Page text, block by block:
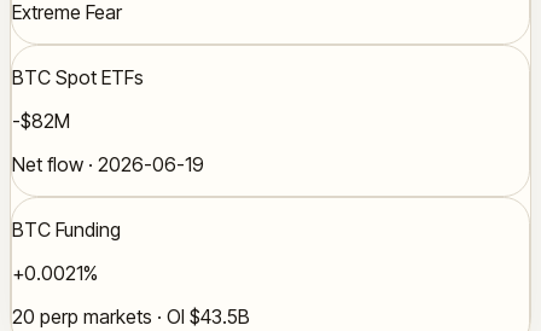
Extreme Fear
BTC Spot ETFs
-$82M
Net flow · 2026-06-19
BTC Funding
+0.0021%
20 perp markets · OI $43.5B